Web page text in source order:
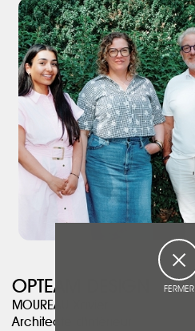
OPTEAM DESIGN
MOUREAU Xavier
Architecte d'intérieur
FERMER